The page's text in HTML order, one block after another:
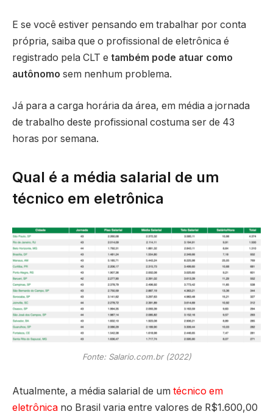
E se você estiver pensando em trabalhar por conta
própria, saiba que o profissional de eletrônica é
registrado pela CLT e também pode atuar como
autônomo sem nenhum problema.
Já para a carga horária da área, em média a jornada
de trabalho deste profissional costuma ser de 43
horas por semana.
Qual é a média salarial de um
técnico em eletrônica
Fonte: Salario.com.br (2022)
Atualmente, a média salarial de um técnico em
eletrônica no Brasil varia entre valores de R$1.600,00